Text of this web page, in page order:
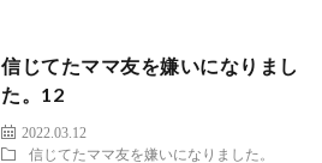
信じてたママ友を嫌いになりまし
た。12
2022.03.12
信じてたママ友を嫌いになりました。